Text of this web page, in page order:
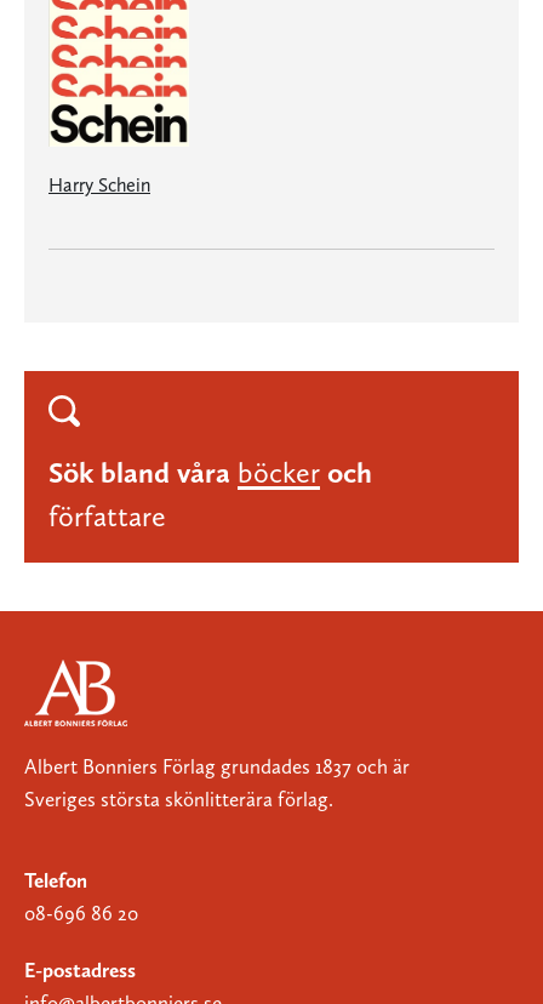
Harry Schein
Sök bland våra böcker och
författare
Albert Bonniers Förlag grundades 1837 och är
Sveriges största skönlitterära förlag.
Telefon
08-696 86 20
E-postadress